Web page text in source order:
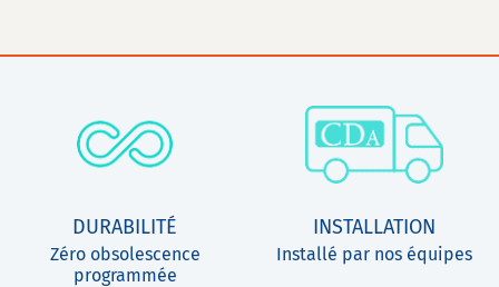
DURABILITÉ
Zéro obsolescence
programmée
INSTALLATION
Installé par nos équipes